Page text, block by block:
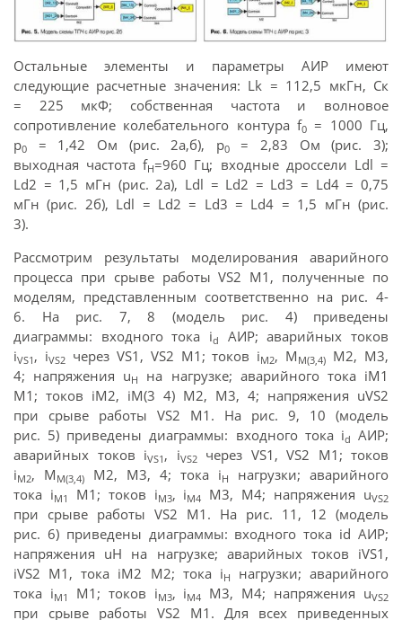
Остальные элементы и параметры АИР имеют
следующие расчетные значения: Lk = 112,5 мкГн, Ск
= 225 мкФ; собственная частота и волновое
сопротивление колебательного контура f0 = 1000 Гц,
р0 = 1,42 Ом (рис. 2а,б), р0= 2,83 Ом (рис. 3);
выходная частота fH=960 Гц; входные дроссели Ldl =
Ld2 = 1,5 мГн (рис. 2а), Ldl = Ld2 = Ld3 = Ld4 = 0,75
мГн (рис. 2б), Ldl = Ld2 = Ld3 = Ld4 = 1,5 мГн (рис.
3).
Рассмотрим результаты моделирования аварийного
процесса при срыве работы VS2 М1, полученные по
моделям, представленным соответственно на рис. 4-
6. На рис. 7, 8 (модель рис. 4) приведены
диаграммы: входного тока id
АИР; аварийных токов
iVS1 , iVS2через VS1, VS2 М1; токов iM2, М M(3,4) М2, М3,
4; напряжения uH
на нагрузке; аварийного тока iM1
М1; токов iM2, iM(3 4) М2, М3, 4; напряжения uVS2
при срыве работы VS2 М1. На рис. 9, 10 (модель
рис. 5) приведены диаграммы: входного тока id АИР;
аварийных токов iVS1 , iVS2через VS1, VS2 М1; токов
iM2, М M(3,4) М2, М3, 4; тока iH
нагрузки; аварийного
тока iM1 М1; токов iM3, iM4 М3, М4; напряжения uVS2
при срыве работы VS2 М1. На рис. 11, 12 (модель
рис. 6) приведены диаграммы: входного тока id АИР;
напряжения uH на нагрузке; аварийных токов iVS1,
iVS2 М1, тока iM2 М2; тока iH
нагрузки; аварийного
тока iM1 М1; токов iM3, iM4 М3, М4; напряжения uVS2
при срыве работы VS2 М1. Для всех приведенных